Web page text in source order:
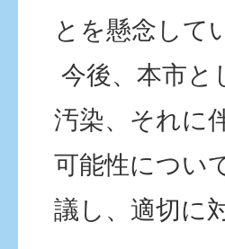
とを懸念して
今後、本市と
汚染、それに
可能性につい
議し、適切に